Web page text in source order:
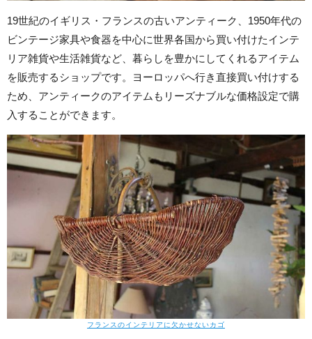
19世紀のイギリス・フランスの古いアンティーク、1950年代の
ビンテージ家具や食器を中心に世界各国から買い付けたインテ
リア雑貨や生活雑貨など、暮らしを豊かにしてくれるアイテム
を販売するショップです。ヨーロッパへ行き直接買い付けする
ため、アンティークのアイテムもリーズナブルな価格設定で購
入することができます。
フランスのインテリアに欠かせないカゴ